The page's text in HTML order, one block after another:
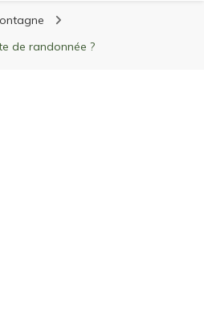
stations de ski
de randonnée ?